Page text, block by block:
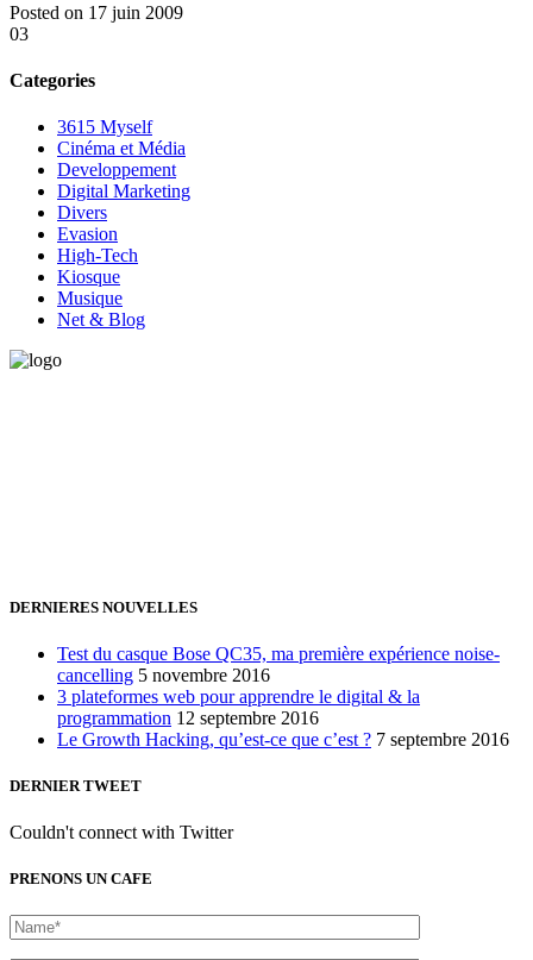
Posted on 17 juin 2009
03
Categories
3615 Myself
Cinéma et Média
Developpement
Digital Marketing
Divers
Evasion
High-Tech
Kiosque
Musique
Net & Blog
DERNIERES NOUVELLES
Test du casque Bose QC35, ma première expérience noise-
cancelling 5 novembre 2016
3 plateformes web pour apprendre le digital & la
programmation 12 septembre 2016
Le Growth Hacking, qu’est-ce que c’est ? 7 septembre 2016
DERNIER TWEET
Couldn't connect with Twitter
PRENONS UN CAFE